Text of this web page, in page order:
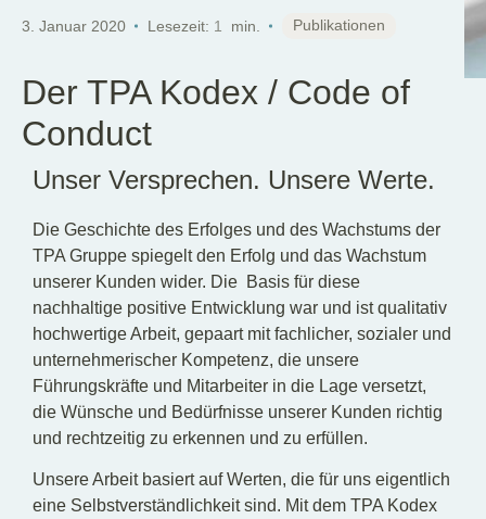
3. Januar 2020 Lesezeit: 1 min. Publikationen
Der TPA Kodex / Code of
Conduct
Unser Versprechen. Unsere Werte.
Die Geschichte des Erfolges und des Wachstums der
TPA Gruppe spiegelt den Erfolg und das Wachstum
unserer Kunden wider. Die Basis für diese
nachhaltige positive Entwicklung war und ist qualitativ
hochwertige Arbeit, gepaart mit fachlicher, sozialer und
unternehmerischer Kompetenz, die unsere
Führungskräfte und Mitarbeiter in die Lage versetzt,
die Wünsche und Bedürfnisse unserer Kunden richtig
und rechtzeitig zu erkennen und zu erfüllen.
Unsere Arbeit basiert auf Werten, die für uns eigentlich
eine Selbstverständlichkeit sind. Mit dem TPA Kodex